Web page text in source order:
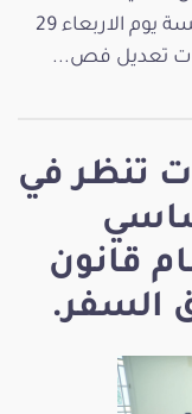
تنظر في
قانون
السفر.
2024، عقدت لجنة المالية والميزانية جلسة يوم الاربعاء 29